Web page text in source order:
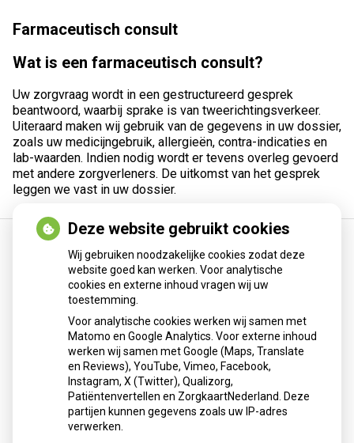
Farmaceutisch consult
Wat is een farmaceutisch consult?
Uw zorgvraag wordt in een gestructureerd gesprek
beantwoord, waarbij sprake is van tweerichtingsverkeer.
Uiteraard maken wij gebruik van de gegevens in uw dossier,
zoals uw medicijngebruik, allergieën, contra-indicaties en
lab-waarden. Indien nodig wordt er tevens overleg gevoerd
met andere zorgverleners. De uitkomst van het gesprek
leggen we vast in uw dossier.
Patiënten
omgeving
Herhaalrecepten
Deze website gebruikt cookies
Wij gebruiken noodzakelijke cookies zodat deze
website goed kan werken. Voor analytische
cookies en externe inhoud vragen wij uw
toestemming.
Voor analytische cookies werken wij samen met
Matomo en Google Analytics. Voor externe inhoud
werken wij samen met Google (Maps, Translate
en Reviews), YouTube, Vimeo, Facebook,
Instagram, X (Twitter), Qualizorg,
Patiëntenvertellen en ZorgkaartNederland. Deze
partijen kunnen gegevens zoals uw IP-adres
verwerken.